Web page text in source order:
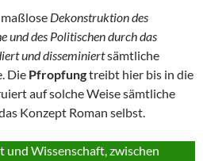
Dekonstruktion des
und des Politischen durch das
und disseminiertsämtliche
Die Pfropfungtreibt hier bis in die
auf solche Weise sämtliche
Konzept Roman selbst.
und Wissenschaft, zwischen